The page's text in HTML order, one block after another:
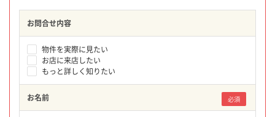
お問合せ内容
物件を実際に見たい
お店に来店したい
もっと詳しく知りたい
お名前 必須